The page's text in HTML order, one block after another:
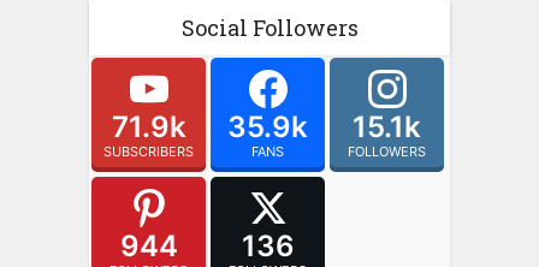
Social Followers
71.9k
SUBSCRIBERS
35.9k
FANS
15.1k
FOLLOWERS
944 136